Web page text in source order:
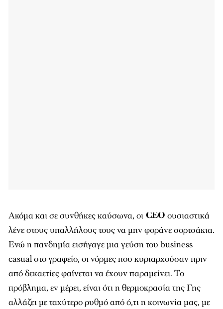
Ακόμα και σε συνθήκες καύσωνα, οι CEO ουσιαστικά
λένε στους υπαλλήλους τους να μην φοράνε σορτσάκια.
Ενώ η πανδημία εισήγαγε μια γεύση του business
casual στο γραφείο, οι νόρμες που κυριαρχούσαν πριν
από δεκαετίες φαίνεται να έχουν παραμείνει. Το
πρόβλημα, εν μέρει, είναι ότι η θερμοκρασία της Γης
αλλάζει με ταχύτερο ρυθμό από ό,τι η κοινωνία μας, με